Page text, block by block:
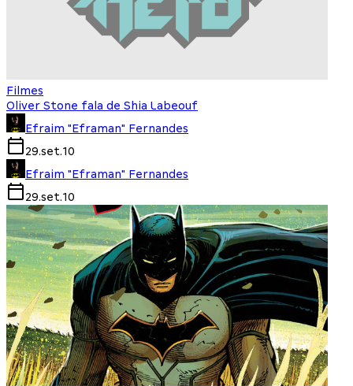
Filmes
Oliver Stone fala de Shia Labeouf
Efraim "Eframan" Fernandes
29.set.10
Efraim "Eframan" Fernandes
29.set.10